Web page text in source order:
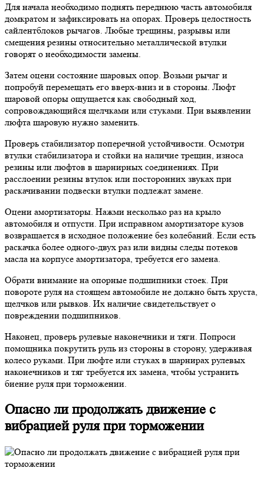
Для начала необходимо поднять переднюю часть автомобиля
домкратом и зафиксировать на опорах. Проверь целостность
сайлентблоков рычагов. Любые трещины, разрывы или
смещения резины относительно металлической втулки
говорят о необходимости замены.
Затем оцени состояние шаровых опор. Возьми рычаг и
попробуй перемещать его вверх-вниз и в стороны. Люфт
шаровой опоры ощущается как свободный ход,
сопровождающийся щелчками или стуками. При выявлении
люфта шаровую нужно заменить.
Проверь стабилизатор поперечной устойчивости. Осмотри
втулки стабилизатора и стойки на наличие трещин, износа
резины или люфтов в шарнирных соединениях. При
расслоении резины втулок или посторонних звуках при
раскачивании подвески втулки подлежат замене.
Оцени амортизаторы. Нажми несколько раз на крыло
автомобиля и отпусти. При исправном амортизаторе кузов
возвращается в исходное положение без колебаний. Если есть
раскачка более одного-двух раз или видны следы потеков
масла на корпусе амортизатора, требуется его замена.
Обрати внимание на опорные подшипники стоек. При
повороте руля на стоящем автомобиле не должно быть хруста,
щелчков или рывков. Их наличие свидетельствует о
повреждении подшипников.
Наконец, проверь рулевые наконечники и тяги. Попроси
помощника покрутить руль из стороны в сторону, удерживая
колесо руками. При люфте или стуках в шарнирах рулевых
наконечников и тяг требуется их замена, чтобы устранить
биение руля при торможении.
Опасно ли продолжать движение с
вибрацией руля при торможении